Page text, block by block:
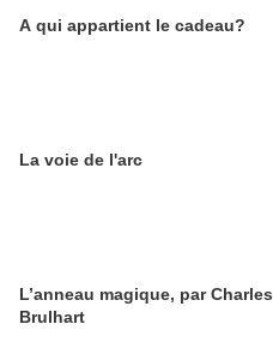
A qui appartient le cadeau?
La voie de l'arc
L’anneau magique, par Charles
Brulhart